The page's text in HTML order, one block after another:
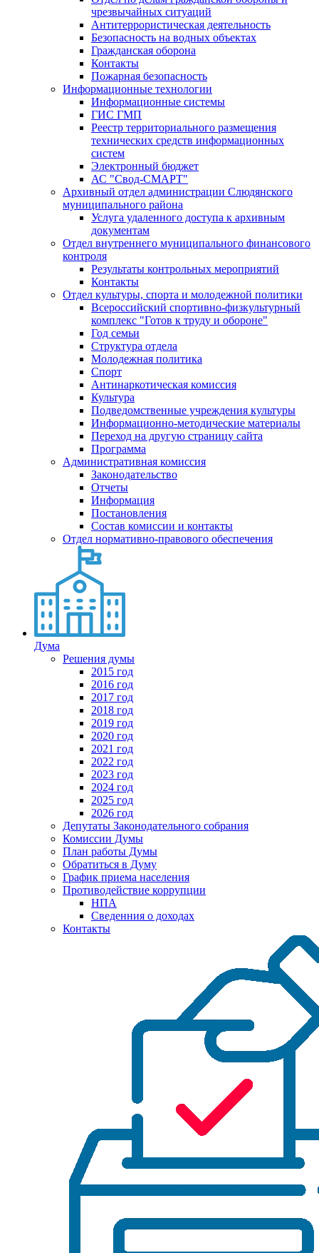
чрезвычайных ситуаций
Антитеррористическая деятельность
Безопасность на водных объектах
Гражданская оборона
Контакты
Пожарная безопасность
Информационные технологии
Информационные системы
ГИС ГМП
Реестр территориального размещения
технических средств информационных
систем
Электронный бюджет
АС "Свод-СМАРТ"
Архивный отдел администрации Слюдянского
муниципального района
Услуга удаленного доступа к архивным
документам
Отдел внутреннего муниципального финансового
контроля
Результаты контрольных мероприятий
Контакты
Отдел культуры, спорта и молодежной политики
Всероссийский спортивно-физкультурный
комплекс "Готов к труду и обороне"
Год семьи
Структура отдела
Молодежная политика
Спорт
Антинаркотическая комиссия
Культура
Подведомственные учреждения культуры
Информационно-методические материалы
Переход на другую страницу сайта
Программа
Административная комиссия
Законодательство
Отчеты
Информация
Постановления
Состав комиссии и контакты
Отдел нормативно-правового обеспечения
Дума
Решения думы
2015 год
2016 год
2017 год
2018 год
2019 год
2020 год
2021 год
2022 год
2023 год
2024 год
2025 год
2026 год
Депутаты Законодательного собрания
Комиссии Думы
План работы Думы
Обратиться в Думу
График приема населения
Противодействие коррупции
НПА
Сведенния о доходах
Контакты